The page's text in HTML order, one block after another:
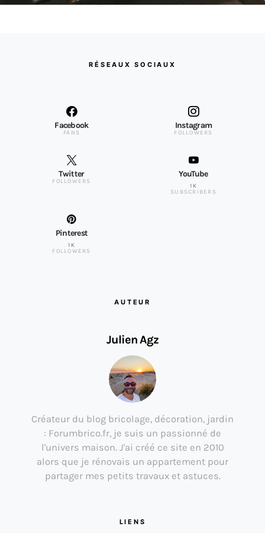
RÉSEAUX SOCIAUX
Facebook
FANS
Instagram
FOLLOWERS
Twitter
FOLLOWERS
YouTube
1K
SUBSCRIBERS
Pinterest
1K
FOLLOWERS
AUTEUR
Julien Agz
Créateur du blog bricolage, décoration, jardin
: Forumbrico.fr, je suis un passionné de
l'univers maison. J'ai créé ce site en 2010
alors que je rénovais un appartement pour
partager mes petits travaux et astuces.
LIENS